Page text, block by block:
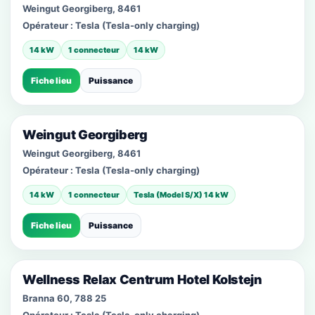
Weingut Georgiberg, 8461
Opérateur : Tesla (Tesla-only charging)
14 kW 1 connecteur 14 kW
Fiche lieu Puissance
Weingut Georgiberg
Weingut Georgiberg, 8461
Opérateur : Tesla (Tesla-only charging)
14 kW 1 connecteur Tesla (Model S/X) 14 kW
Fiche lieu Puissance
Wellness Relax Centrum Hotel Kolstejn
Branna 60, 788 25